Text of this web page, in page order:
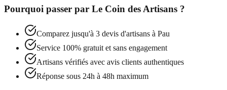
Pourquoi passer par Le Coin des Artisans ?
Comparez jusqu'à 3 devis d'artisans à Pau
Service 100% gratuit et sans engagement
Artisans vérifiés avec avis clients authentiques
Réponse sous 24h à 48h maximum